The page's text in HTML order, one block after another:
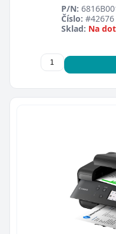
P/N:
Číslo: #42676
Sklad: Na